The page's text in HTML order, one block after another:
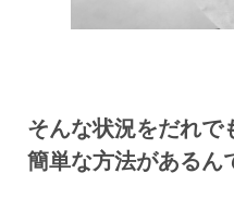
そんな状況をだれで
簡単な方法があるん